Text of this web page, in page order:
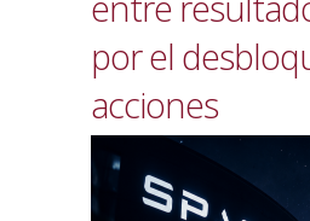
por el
acciones